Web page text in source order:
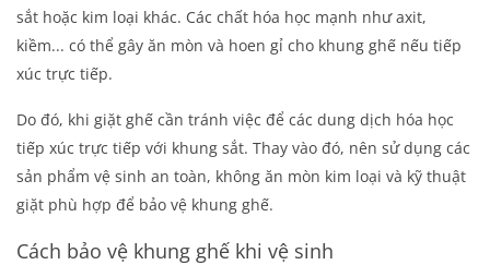
sắt hoặc kim loại khác. Các chất hóa học mạnh như axit,
kiềm... có thể gây ăn mòn và hoen gỉ cho khung ghế nếu tiếp
xúc trực tiếp.
Do đó, khi giặt ghế cần tránh việc để các dung dịch hóa học
tiếp xúc trực tiếp với khung sắt. Thay vào đó, nên sử dụng các
sản phẩm vệ sinh an toàn, không ăn mòn kim loại và kỹ thuật
giặt phù hợp để bảo vệ khung ghế.
Cách bảo vệ khung ghế khi vệ sinh